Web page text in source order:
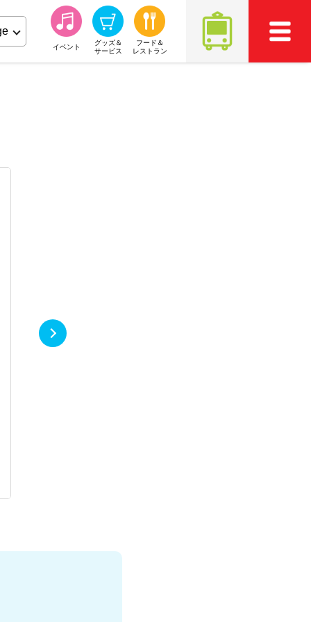
イベント
グッズ＆
サービス
フード＆
レストラン